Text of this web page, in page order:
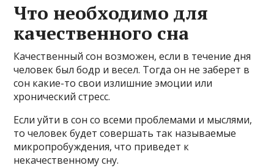
Что необходимо для
качественного сна
Качественный сон возможен, если в течение дня
человек был бодр и весел. Тогда он не заберет в
сон какие-то свои излишние эмоции или
хронический стресс.
Если уйти в сон со всеми проблемами и мыслями,
то человек будет совершать так называемые
микропробуждения, что приведет к
некачественному сну.